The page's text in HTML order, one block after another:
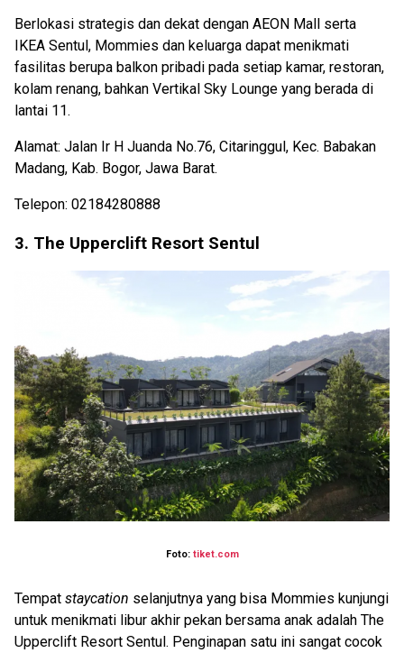
Berlokasi strategis dan dekat dengan AEON Mall serta
IKEA Sentul, Mommies dan keluarga dapat menikmati
fasilitas berupa balkon pribadi pada setiap kamar, restoran,
kolam renang, bahkan Vertikal Sky Lounge yang berada di
lantai 11.
Alamat: Jalan Ir H Juanda No.76, Citaringgul, Kec. Babakan
Madang, Kab. Bogor, Jawa Barat.
Telepon: 02184280888
3. The Upperclift Resort Sentul
Foto: tiket.com
Tempat staycation selanjutnya yang bisa Mommies kunjungi
untuk menikmati libur akhir pekan bersama anak adalah The
Upperclift Resort Sentul. Penginapan satu ini sangat cocok